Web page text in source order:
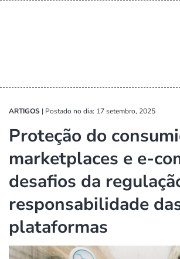
ARTIGOS | Postado no dia: 17 setembro, 2025
Proteção do
marketplaces e e-
desafios da
responsabilidade
plataformas